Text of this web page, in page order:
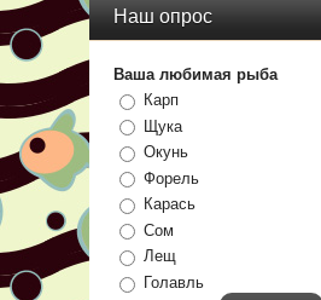
Наш опрос
Ваша любимая рыба
Карп
Щука
Окунь
Форель
Карась
Сом
Лещ
Голавль